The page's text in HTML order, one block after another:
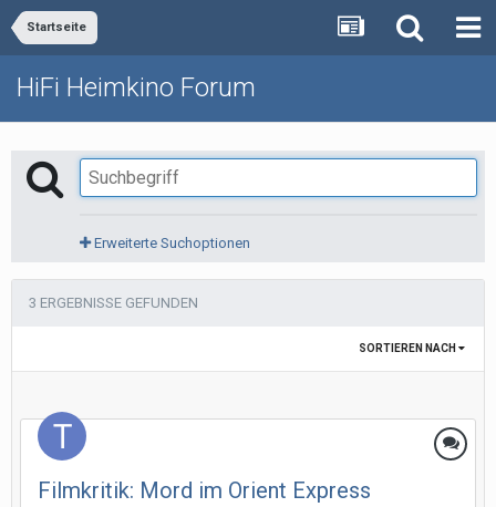
Startseite
HiFi Heimkino Forum
Erweiterte Suchoptionen
3 ERGEBNISSE GEFUNDEN
SORTIEREN NACH
Filmkritik: Mord im Orient Express